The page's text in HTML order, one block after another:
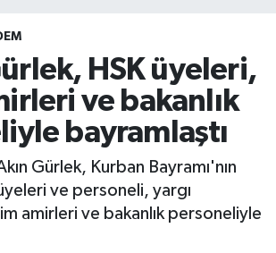
HSK üyeleri,
ve bakanlık
bayramlaştı
Gürlek, Kurban Bayramı'nın
ve personeli, yargı
amirleri ve bakanlık personeliyle